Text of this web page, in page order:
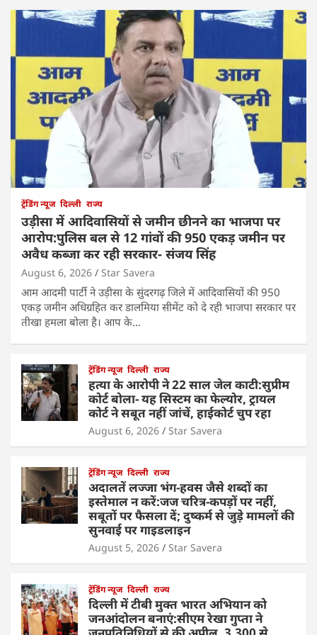
ट्रेंडिंग न्यूज दिल्ली राज्य
उड़ीसा में आदिवासियों से जमीन छीनने का भाजपा पर
आरोप:पुलिस बल से 12 गांवों की 950 एकड़ जमीन पर
अवैध कब्जा कर रही सरकार- संजय सिंह
August 6, 2026 Star Savera
आम आदमी पार्टी ने उड़ीसा के सुंदरगढ़ जिले में आदिवासियों की 950
एकड़ जमीन अधिग्रहित कर डालमिया सीमेंट को दे रही भाजपा सरकार पर
तीखा हमला बोला है। आप के…
ट्रेंडिंग न्यूज दिल्ली राज्य
हत्या के आरोपी ने 22 साल जेल काटी:सुप्रीम
कोर्ट बोला- यह सिस्टम का फेल्योर, ट्रायल
कोर्ट ने सबूत नहीं जांचें, हाईकोर्ट चुप रहा
August 6, 2026 Star Savera
ट्रेंडिंग न्यूज दिल्ली राज्य
अदालतें लज्जा भंग-हवस जैसे शब्दों का
इस्तेमाल न करें:जज चरित्र-कपड़ों पर नहीं,
सबूतों पर फैसला दें; दुष्कर्म से जुड़े मामलों की
सुनवाई पर गाइडलाइन
August 5, 2026 Star Savera
ट्रेंडिंग न्यूज दिल्ली राज्य
दिल्ली में टीबी मुक्त भारत अभियान को
जनआंदोलन बनाएं:सीएम रेखा गुप्ता ने